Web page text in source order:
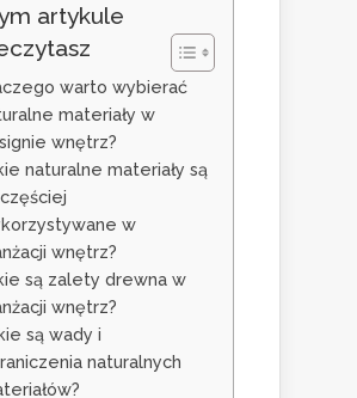
artykule
warto wybierać
materiały w
wnętrz?
naturalne materiały są
w
wnętrz?
są zalety drewna w
wnętrz?
są wady i
naturalnych